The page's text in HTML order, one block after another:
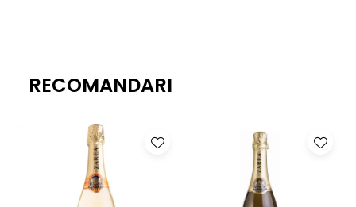
RECOMANDARI